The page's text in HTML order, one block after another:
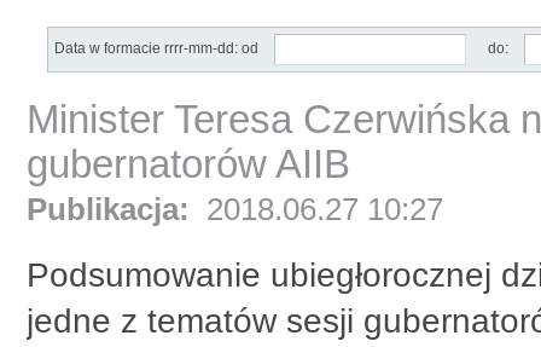
Data w formacie rrrr-mm-dd: od do:
Minister Teresa Czerwińska
gubernatorów AIIB
Publikacja: 2018.06.27 10:27
Podsumowanie ubiegłorocznej
jedne z tematów sesji